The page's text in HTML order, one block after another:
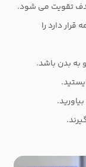
تقویت می شود.
دارد را
به بدن باشد.